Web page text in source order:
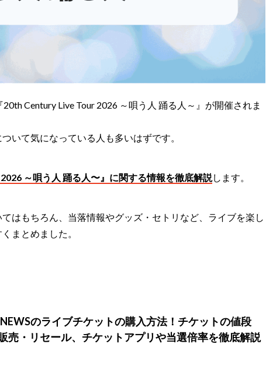
Century Live Tour 2026 ～唄う人 踊る人～』が開催されま
いて気になっている人も多いはずです。
～唄う人 踊る人〜』に関する情報を徹底解説します。
はもちろん、当落情報やグッズ・セトリなど、ライブを楽し
まとめました。
NEWSのライブチケットの購入方法！チケットの値段
売・リセール、チケットアプリや当選倍率を徹底解説